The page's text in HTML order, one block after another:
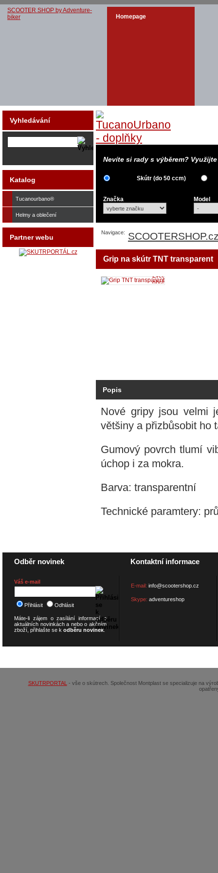
SCOOTER SHOP by Adventure-
biker
Homepage
Nevíte si rady s výběrem?
Skútr (do 50 ccm)
Značka Model
Navigace:
Grip na skútr TNT transparent
Zvětšit
obrázek
Popis
Nové gripy jsou velmi
většiny a přizbůsobit ho
Gumový povrch tlumí
úchop i za mokra.
Barva: transparentní
Technické paramtery:
Vyhledávání
Katalog
Tucanourbano®
Helmy a oblečení
Partner webu
Odběr novinek
Váš e-mail
Přihlásit Odhlásit
Máte-li zájem o zasílání informací o
aktuálních novinkách a nebo o akčním
zboží, přihlašte se k odběru novinek.
Kontaktní informace
E-mail: info@scootershop.cz
Skype: adventureshop
SKUTRPORTAL - vše o skútrech. Společnost Montplast se specializuje na